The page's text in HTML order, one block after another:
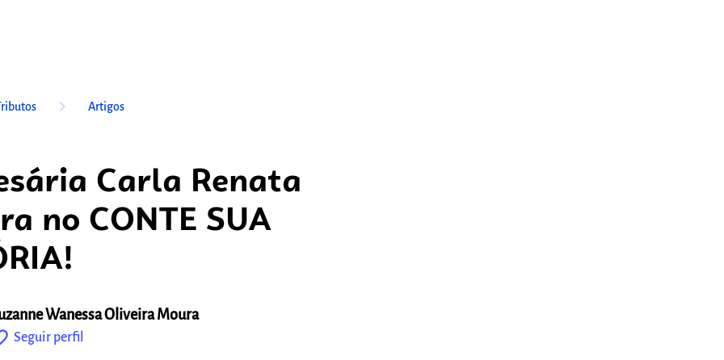
keyboard_arrow_right Artigos
Carla Renata
no CONTE SUA
Wanessa Oliveira Moura
Seguir perfil